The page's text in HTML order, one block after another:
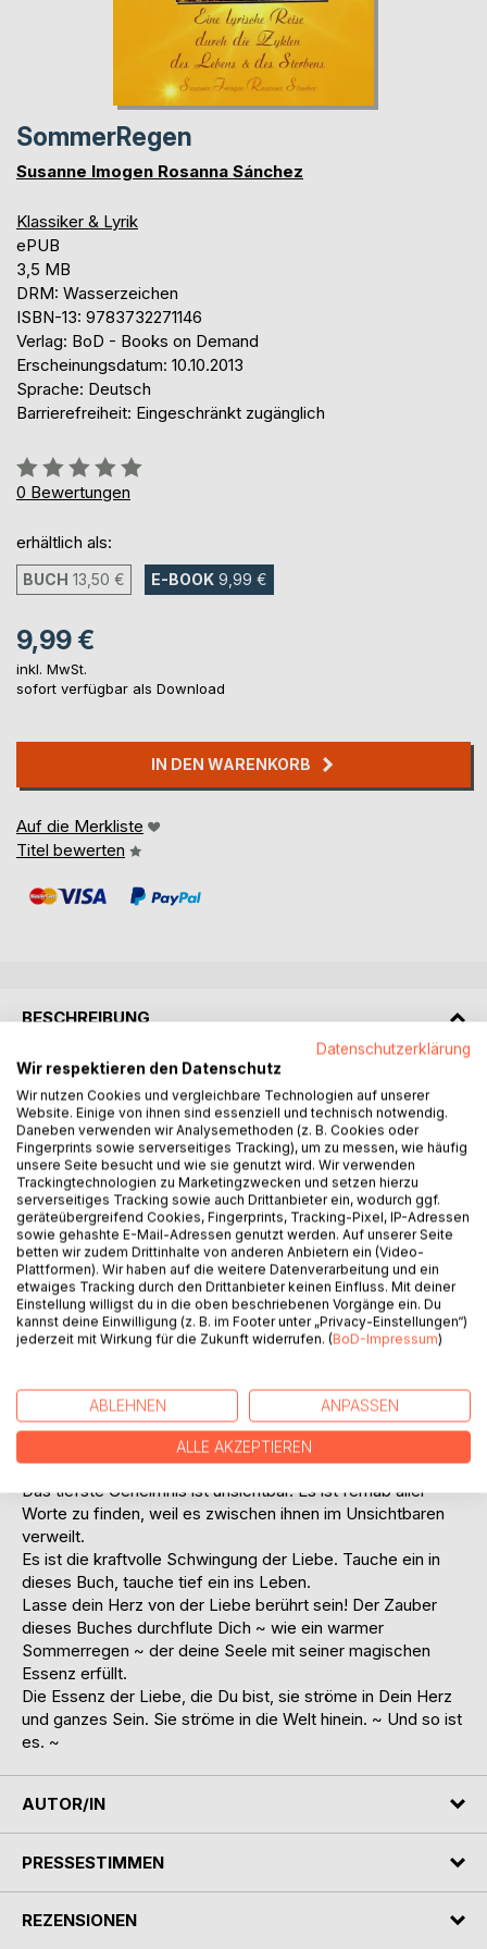
SommerRegen
Susanne Imogen Rosanna Sánchez
Klassiker & Lyrik
ePUB
3,5 MB
DRM: Wasserzeichen
ISBN-13: 9783732271146
Verlag: BoD - Books on Demand
Erscheinungsdatum: 10.10.2013
Sprache: Deutsch
Barrierefreiheit: Eingeschränkt zugänglich
Bewertung::
0%
0 Bewertungen
erhältlich als:
BUCH 13,50 € E-BOOK 9,99 €
9,99 €
inkl. MwSt.
sofort verfügbar als Download
IN DEN WARENKORB
Auf die Merkliste
Titel bewerten
BESCHREIBUNG
Das Buch ist wie ein warmer SommerRegen, der mit
liebevoller Poesie durch die tiefen Rhythmen der
Jahreszeiten entführt.
Die 4 Jahreszeitengeschichten erzählen - in einer
besonderen lyrischen Weise - von der zyklischen
Wiederkehr des Lebens.
Frühling, Sommer, Herbst und Winter beschreiben in tiefer,
facettenreicher Seelensprache, den rhythmischen Tanz,
der sich in jeder Jahreszeit- auch in uns selbst- aus seiner
Essenz heraus gestaltet.
SommerRegen transportiert, hauchfein & unsichtbar -
zwischen den Worten leise erfühlend - die Liebe, die in
jeder Geschichte kraftvoll tanzt.
Der ewige Tanz der Liebe, pulsierend und wiederkehrend,
sich auf's Neue ins Leben gebärend.
Die Essenz von SommerRegen ist die Liebe, die sich
lautlos in alle Herzen ergießt.
Das tiefste Geheimnis ist unsichtbar. Es ist fernab aller
Worte zu finden, weil es zwischen ihnen im Unsichtbaren
verweilt.
Es ist die kraftvolle Schwingung der Liebe. Tauche ein in
dieses Buch, tauche tief ein ins Leben.
Lasse dein Herz von der Liebe berührt sein! Der Zauber
dieses Buches durchflute Dich ~ wie ein warmer
Sommerregen ~ der deine Seele mit seiner magischen
Essenz erfüllt.
Die Essenz der Liebe, die Du bist, sie ströme in Dein Herz
und ganzes Sein. Sie ströme in die Welt hinein. ~ Und so ist
es. ~
AUTOR/IN
PRESSESTIMMEN
REZENSIONEN
Datenschutzerklärung
Wir respektieren den Datenschutz
Wir nutzen Cookies und vergleichbare Technologien auf unserer
Website. Einige von ihnen sind essenziell und technisch notwendig.
Daneben verwenden wir Analysemethoden (z. B. Cookies oder
Fingerprints sowie serverseitiges Tracking), um zu messen, wie häufig
unsere Seite besucht und wie sie genutzt wird. Wir verwenden
Trackingtechnologien zu Marketingzwecken und setzen hierzu
serverseitiges Tracking sowie auch Drittanbieter ein, wodurch ggf.
geräteübergreifend Cookies, Fingerprints, Tracking-Pixel, IP-Adressen
sowie gehashte E-Mail-Adressen genutzt werden. Auf unserer Seite
betten wir zudem Drittinhalte von anderen Anbietern ein (Video-
Plattformen). Wir haben auf die weitere Datenverarbeitung und ein
etwaiges Tracking durch den Drittanbieter keinen Einfluss. Mit deiner
Einstellung willigst du in die oben beschriebenen Vorgänge ein. Du
kannst deine Einwilligung (z. B. im Footer unter „Privacy-Einstellungen“)
jederzeit mit Wirkung für die Zukunft widerrufen. (BoD-Impressum)
ABLEHNEN ANPASSEN
ALLE AKZEPTIEREN